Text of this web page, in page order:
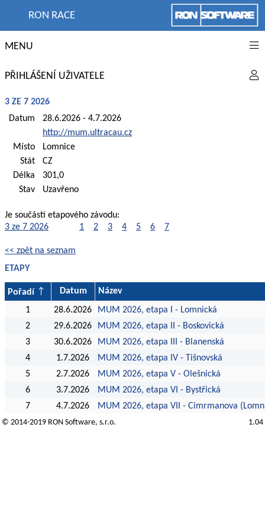
RON RACE
MENU
PŘIHLÁŠENÍ UŽIVATELE
3 ZE 7 2026
Datum
28.6.2026 - 4.7.2026
http://mum.ultracau.cz
Místo
Lomnice
Stát
CZ
Délka
301,0
Stav
Uzavřeno
Je součástí etapového závodu:
3 ze 7 2026
1 2 3 4 5 6 7
<< zpět na seznam
ETAPY
Pořadí Datum
Název
1
28.6.2026
MUM 2026, etapa I - Lomnická
2
29.6.2026
MUM 2026, etapa II - Boskovická
3
30.6.2026
MUM 2026, etapa III - Blanenská
4
1.7.2026
MUM 2026, etapa IV - Tišnovská
5
2.7.2026
MUM 2026, etapa V - Olešnická
6
3.7.2026
MUM 2026, etapa VI - Bystřická
7
4.7.2026 MUM 2026, etapa VII - Cimrmanova
© 2014-2019 RON Software, s.r.o. 1.04